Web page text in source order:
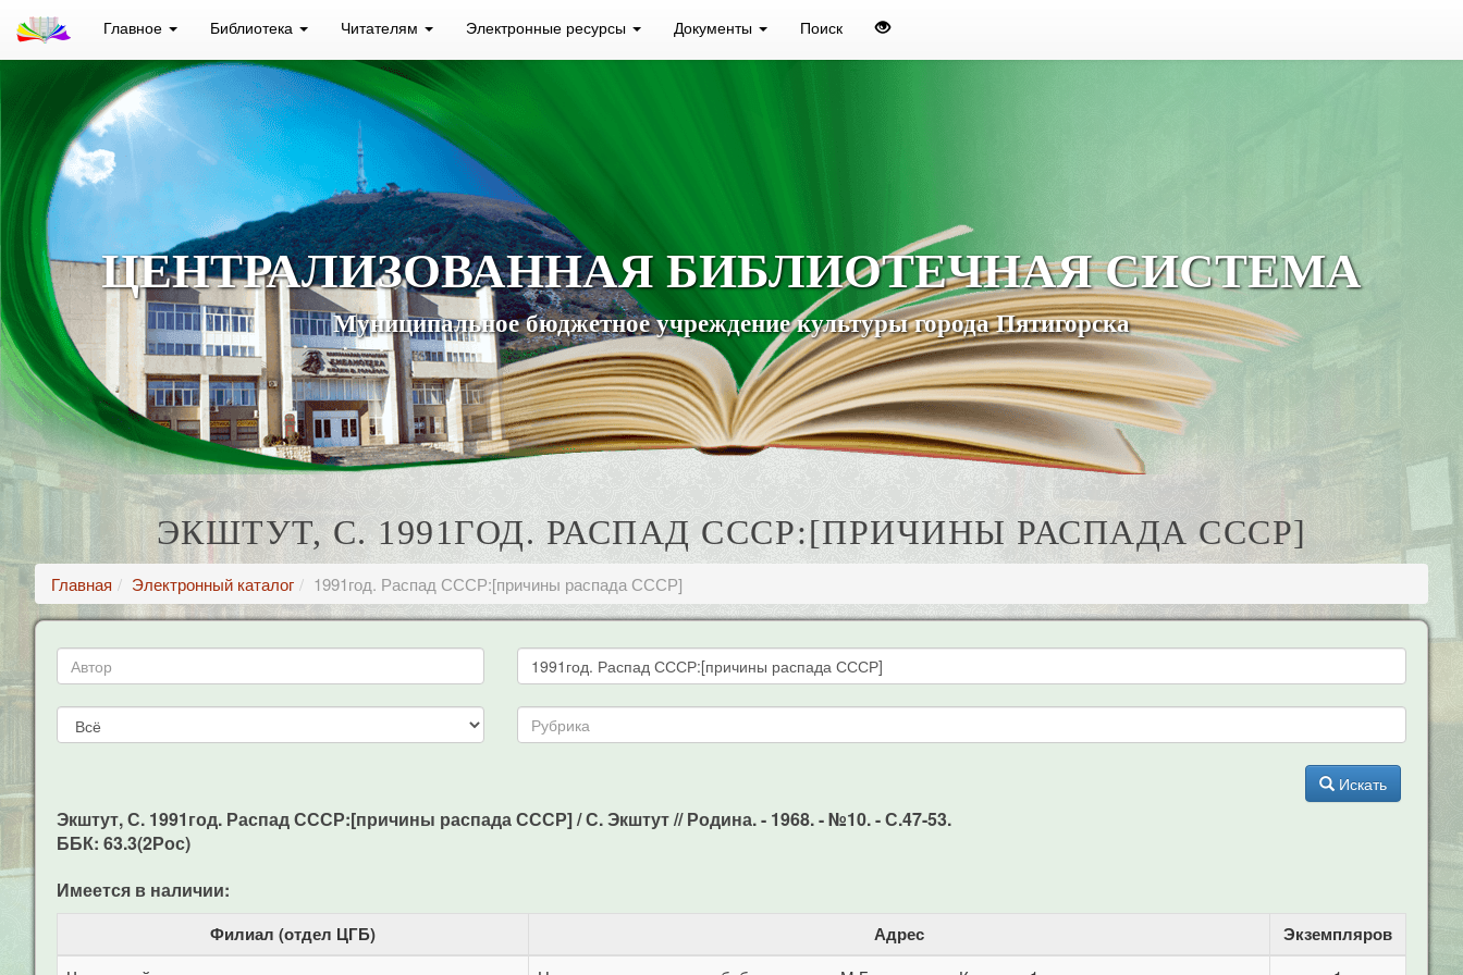
Главное Библиотека Читателям Электронные ресурсы Документы Поиск
ЦЕНТРАЛИЗОВАННАЯ БИБЛИОТЕЧНАЯ СИСТЕМА
Муниципальное бюджетное учреждение культуры города Пятигорска
ЭКШТУТ, С. 1991ГОД. РАСПАД СССР:[ПРИЧИНЫ РАСПАДА СССР]
Главная Электронный каталог 1991год. Распад СССР:[причины распада СССР]
Искать
Экштут, С. 1991год. Распад СССР:[причины распада СССР] / С. Экштут // Родина. - 1968. - №10. - С.47-53.
ББК: 63.3(2Рос)
Имеется в наличии:
Филиал (отдел ЦГБ) Адрес Экземпляров